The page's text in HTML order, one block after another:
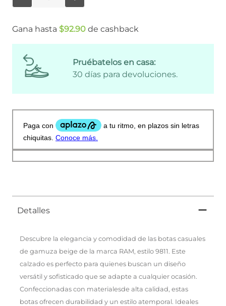
Gana hasta $92.90 de cashback
Pruébatelos en casa:
30 días para devoluciones.
Detalles
Descubre la elegancia y comodidad de las botas casuales
de gamuza beige de la marca RAM, estilo 9811. Este
calzado es perfecto para quienes buscan un diseño
versátil y sofisticado que se adapte a cualquier ocasión.
Confeccionadas con materialesde alta calidad, estas
botas ofrecen durabilidad y un estilo atemporal. Ideales